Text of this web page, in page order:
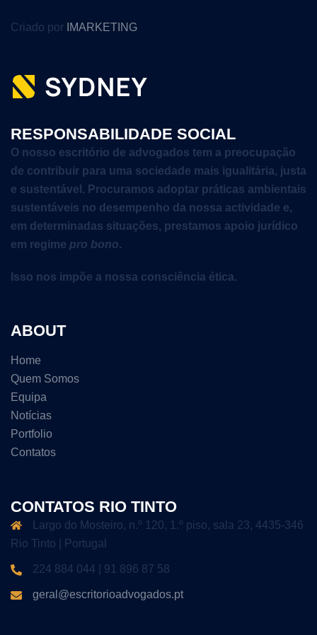
Criado por IMARKETING
RESPONSABILIDADE SOCIAL
O nosso escritório de advogados tem a preocupação
de contribuir para uma sociedade mais igualitária, justa
e sustentável. Procuramos adoptar práticas ambientais
sustentáveis no desempenho da nossa actividade e,
em determinadas situações, prestamos apoio jurídico
em regime pro bono.
Isso nos impõe a nossa consciência ética.
ABOUT
Home
Quem Somos
Equipa
Notícias
Portfolio
Contatos
CONTATOS RIO TINTO
Largo do Mosteiro, n.º 120, 1.º piso, sala 23, 4435-346
Rio Tinto | Portugal
224 884 044 | 91 896 87 58
geral@escritorioadvogados.pt